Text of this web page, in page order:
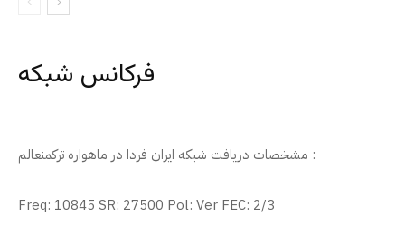
فرکانس شبکه
مشخصات دریافت شبکه ایران فردا در ماهواره ترکمنعالم :
Freq: 10845 SR: 27500 Pol: Ver FEC: 2/3